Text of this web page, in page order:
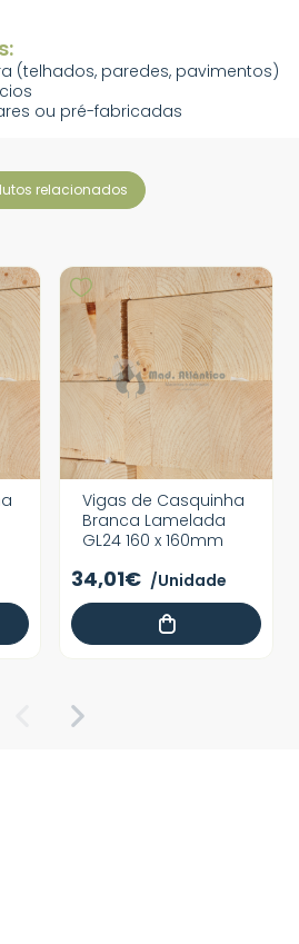
(telhados, paredes, pavimentos)
ou pré-fabricadas
relacionados
Vigas de Casquinha
Branca Lamelada
GL24 160 x 160mm
34,01€ /Unidade